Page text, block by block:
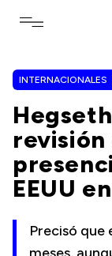
Toggle
INTERNACIONALES
revisión
EEUU
Precisó que